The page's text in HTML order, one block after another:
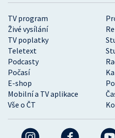
TV program
Živé vysílání
TV poplatky
Teletext
Podcasty
Počasí
E-shop
Mobilní a TV aplikace
Vše o ČT